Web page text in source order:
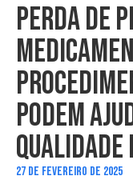
PERDA DE
PODEM
QUALIDADE
27 DE FEVEREIRO DE 2025